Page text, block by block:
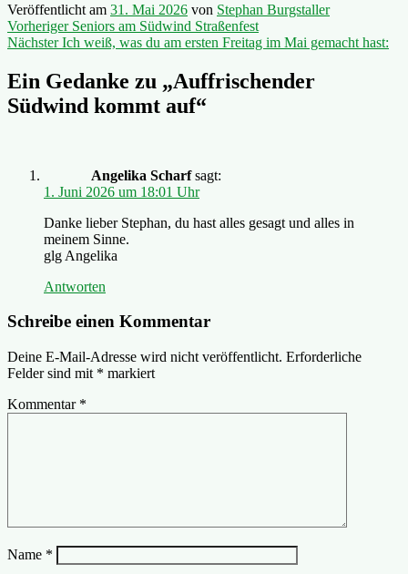
Veröffentlicht am 31. Mai 2026 von Stephan Burgstaller
Beitragsnavigation
Vorheriger Vorheriger
Beitrag:
Seniors am Südwind Straßenfest
Nächster Nächster
Ich weiß, was du am ersten Freitag im Mai gemacht hast:
Ein Gedanke zu „Auffrischender
Südwind kommt auf“
Angelika Scharf sagt:
1. Juni 2026 um 18:01 Uhr
Danke lieber Stephan, du hast alles gesagt und alles in
meinem Sinne.
glg Angelika
Antworten
Schreibe einen Kommentar
Deine E-Mail-Adresse wird nicht veröffentlicht. Erforderliche
Felder sind mit * markiert
Kommentar *
Name *